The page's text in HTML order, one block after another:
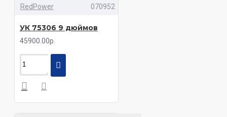
RedPower 070952
УК 75306 9 дюймов
45900.00р.